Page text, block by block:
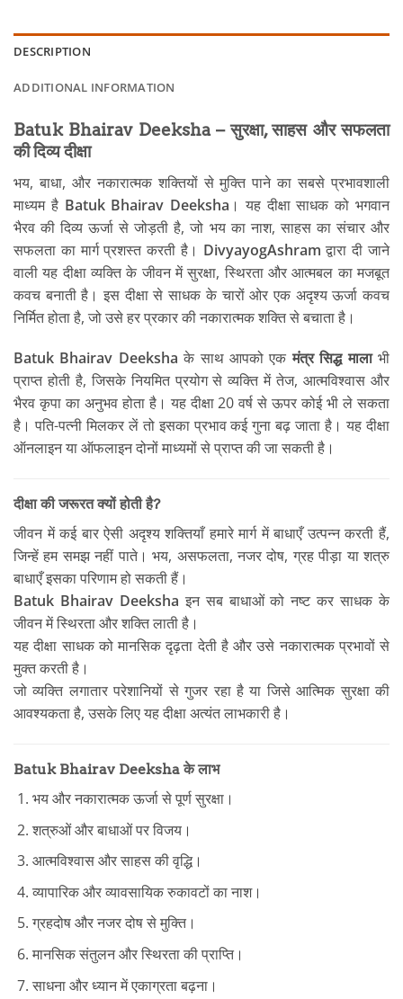
DESCRIPTION
ADDITIONAL INFORMATION
Batuk Bhairav Deeksha – सुरक्षा, साहस और सफलता
की दिव्य दीक्षा
भय, बाधा, और नकारात्मक शक्तियों से मुक्ति पाने का सबसे प्रभावशाली
माध्यम है Batuk Bhairav Deeksha । यह दीक्षा साधक को भगवान
भैरव की दिव्य ऊर्जा से जोड़ती है, जो भय का नाश, साहस का संचार और
सफलता का मार्ग प्रशस्त करती है। DivyayogAshram द्वारा दी जाने
वाली यह दीक्षा व्यक्ति के जीवन में सुरक्षा, स्थिरता और आत्मबल का मजबूत
कवच बनाती है। इस दीक्षा से साधक के चारों ओर एक अदृश्य ऊर्जा कवच
निर्मित होता है, जो उसे हर प्रकार की नकारात्मक शक्ति से बचाता है।
Batuk Bhairav Deeksha के साथ आपको एकमंत्र सिद्ध मालाभी
प्राप्त होती है, जिसके नियमित प्रयोग से व्यक्ति में तेज, आत्मविश्वास और
भैरव कृपा का अनुभव होता है। यह दीक्षा 20 वर्ष से ऊपर कोई भी ले सकता
है। पति-पत्नी मिलकर लें तो इसका प्रभाव कई गुना बढ़ जाता है। यह दीक्षा
ऑनलाइन या ऑफलाइन दोनों माध्यमों से प्राप्त की जा सकती है।
दीक्षा की जरूरत क्यों होती है?
जीवन में कई बार ऐसी अदृश्य शक्तियाँ हमारे मार्ग में बाधाएँ उत्पन्न करती हैं,
जिन्हें हम समझ नहीं पाते। भय, असफलता, नजर दोष, ग्रह पीड़ा या शत्रु
बाधाएँ इसका परिणाम हो सकती हैं।
Batuk Bhairav Deeksha इन सब बाधाओं को नष्ट कर साधक के
जीवन में स्थिरता और शक्ति लाती है।
यह दीक्षा साधक को मानसिक दृढ़ता देती है और उसे नकारात्मक प्रभावों से
मुक्त करती है।
जो व्यक्ति लगातार परेशानियों से गुजर रहा है या जिसे आत्मिक सुरक्षा की
आवश्यकता है, उसके लिए यह दीक्षा अत्यंत लाभकारी है।
Batuk Bhairav Deeksha के लाभ
भय और नकारात्मक ऊर्जा से पूर्ण सुरक्षा।
शत्रुओं और बाधाओं पर विजय।
आत्मविश्वास और साहस की वृद्धि।
व्यापारिक और व्यावसायिक रुकावटों का नाश।
ग्रहदोष और नजर दोष से मुक्ति।
मानसिक संतुलन और स्थिरता की प्राप्ति।
साधना और ध्यान में एकाग्रता बढ़ना।